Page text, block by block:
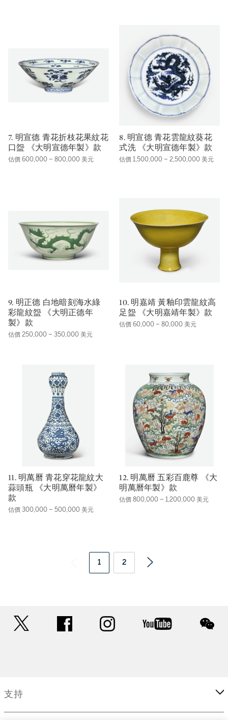
7. 明宣德 青花折枝花果紋花
口盌 《大明宣德年製》款
估價 600,000 – 800,000 美元
8. 明宣德 青花雲龍紋葵花
式洗 《大明宣德年製》款
估價 1,500,000 – 2,500,000 美元
9. 明正德 白地暗刻海水綠
彩龍紋盌 《大明正德年
製》款
估價 250,000 – 350,000 美元
10. 明嘉靖 黃釉印雲龍紋高
足盌 《大明嘉靖年製》款
估價 60,000 – 80,000 美元
11. 明萬曆 青花穿花龍紋大
蒜頭瓶 《大明萬曆年製》
款
估價 300,000 – 500,000 美元
12. 明萬曆 五彩百鹿尊 《大
明萬曆年製》款
估價 800,000 – 1,200,000 美元
1 2
facebook instagram youtube
支持